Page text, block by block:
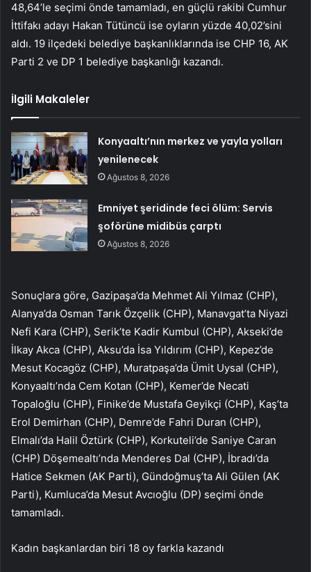
48,64’le seçimi önde tamamladı, en güçlü rakibi Cumhur
İttifakı adayı Hakan Tütüncü ise oyların yüzde 40,02’sini
aldı. 19 ilçedeki belediye başkanlıklarında ise CHP 16, AK
Parti 2 ve DP 1 belediye başkanlığı kazandı.
İlgili Makaleler
Konyaaltı’nın merkez ve yayla yolları
yenilenecek
Ağustos 8, 2026
Emniyet şeridinde feci ölüm: Servis
şoförüne midibüs çarptı
Ağustos 8, 2026
Sonuçlara göre, Gazipaşa’da Mehmet Ali Yılmaz (CHP),
Alanya’da Osman Tarık Özçelik (CHP), Manavgat’ta Niyazi
Nefi Kara (CHP), Serik’te Kadir Kumbul (CHP), Akseki’de
İlkay Akca (CHP), Aksu’da İsa Yıldırım (CHP), Kepez’de
Mesut Kocagöz (CHP), Muratpaşa’da Ümit Uysal (CHP),
Konyaaltı’nda Cem Kotan (CHP), Kemer’de Necati
Topaloğlu (CHP), Finike’de Mustafa Geyikçi (CHP), Kaş’ta
Erol Demirhan (CHP), Demre’de Fahri Duran (CHP),
Elmalı’da Halil Öztürk (CHP), Korkuteli’de Saniye Caran
(CHP) Döşemealtı’nda Menderes Dal (CHP), İbradı’da
Hatice Sekmen (AK Parti), Gündoğmuş’ta Ali Gülen (AK
Parti), Kumluca’da Mesut Avcıoğlu (DP) seçimi önde
tamamladı.
Kadın başkanlardan biri 18 oy farkla kazandı